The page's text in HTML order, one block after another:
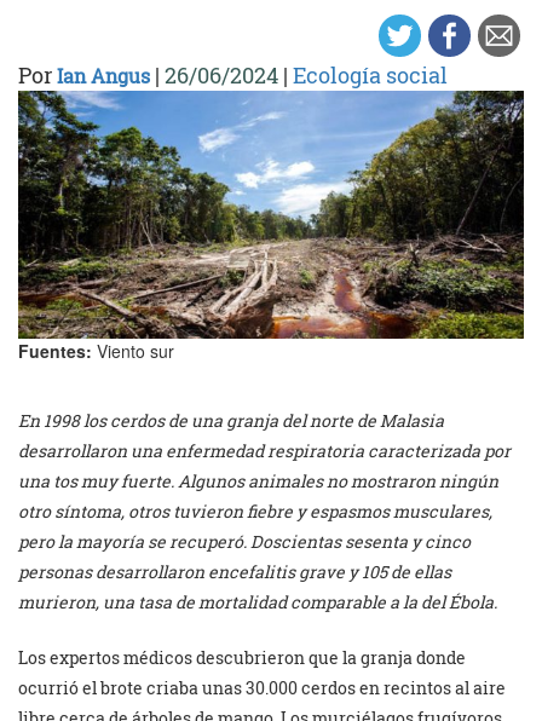
PorIan Angus | 26/06/2024 | Ecología social
Fuentes: Viento sur
En 1998 los cerdos de una granja del norte de Malasia
desarrollaron una enfermedad respiratoria caracterizada por
una tos muy fuerte. Algunos animales no mostraron ningún
otro síntoma, otros tuvieron fiebre y espasmos musculares,
pero la mayoría se recuperó. Doscientas sesenta y cinco
personas desarrollaron encefalitis grave y 105 de ellas
murieron, una tasa de mortalidad comparable a la del Ébola.
Los expertos médicos descubrieron que la granja donde
ocurrió el brote criaba unas 30.000 cerdos en recintos al aire